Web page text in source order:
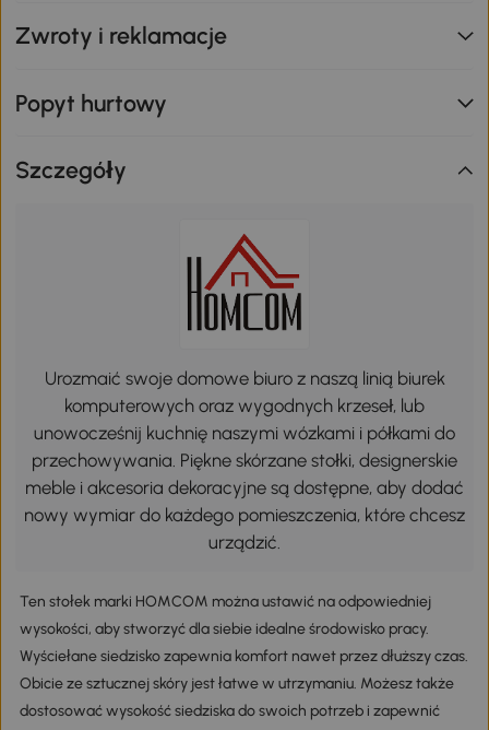
Zwroty i reklamacje
Popyt hurtowy
Szczegóły
Urozmaić swoje domowe biuro z naszą linią biurek
komputerowych oraz wygodnych krzeseł, lub
unowocześnij kuchnię naszymi wózkami i półkami do
przechowywania. Piękne skórzane stołki, designerskie
meble i akcesoria dekoracyjne są dostępne, aby dodać
nowy wymiar do każdego pomieszczenia, które chcesz
urządzić.
Ten stołek marki HOMCOM można ustawić na odpowiedniej
wysokości, aby stworzyć dla siebie idealne środowisko pracy.
Wyściełane siedzisko zapewnia komfort nawet przez dłuższy czas.
Obicie ze sztucznej skóry jest łatwe w utrzymaniu. Możesz także
dostosować wysokość siedziska do swoich potrzeb i zapewnić